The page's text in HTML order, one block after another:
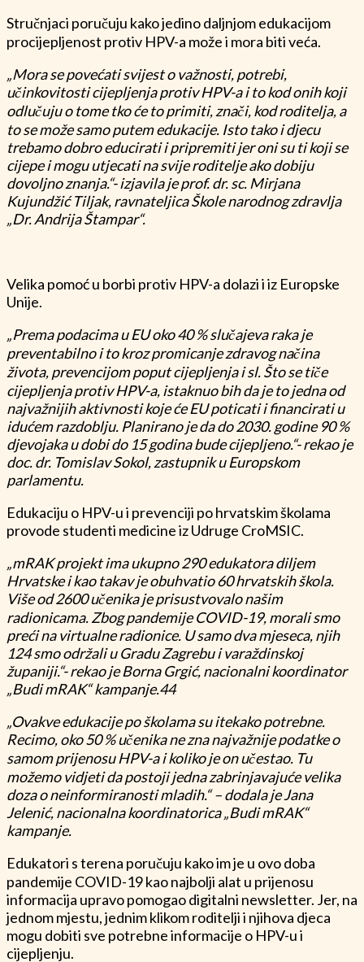
Stručnjaci poručuju kako jedino daljnjom edukacijom
procijepljenost protiv HPV-a može i mora biti veća.
„Mora se povećati svijest o važnosti, potrebi,
učinkovitosti cijepljenja protiv HPV-a i to kod onih koji
odlučuju o tome tko će to primiti, znači, kod roditelja, a
to se može samo putem edukacije. Isto tako i djecu
trebamo dobro educirati i pripremiti jer oni su ti koji se
cijepe i mogu utjecati na svije roditelje ako dobiju
dovoljno znanja.“- izjavila je prof. dr. sc. Mirjana
Kujundžić Tiljak, ravnateljica Škole narodnog zdravlja
„Dr. Andrija Štampar“.
Velika pomoć u borbi protiv HPV-a dolazi i iz Europske
Unije.
„Prema podacima u EU oko 40 % slučajeva raka je
preventabilno i to kroz promicanje zdravog načina
života, prevencijom poput cijepljenja i sl. Što se tiče
cijepljenja protiv HPV-a, istaknuo bih da je to jedna od
najvažnijih aktivnosti koje će EU poticati i financirati u
idućem razdoblju. Planirano je da do 2030. godine 90 %
djevojaka u dobi do 15 godina bude cijepljeno.“- rekao je
doc. dr. Tomislav Sokol, zastupnik u Europskom
parlamentu.
Edukaciju o HPV-u i prevenciji po hrvatskim školama
provode studenti medicine iz Udruge CroMSIC.
„mRAK projekt ima ukupno 290 edukatora diljem
Hrvatske i kao takav je obuhvatio 60 hrvatskih škola.
Više od 2600 učenika je prisustvovalo našim
radionicama. Zbog pandemije COVID-19, morali smo
preći na virtualne radionice. U samo dva mjeseca, njih
124 smo održali u Gradu Zagrebu i varaždinskoj
županiji.“- rekao je Borna Grgić, nacionalni koordinator
„Budi mRAK“ kampanje.44
„Ovakve edukacije po školama su itekako potrebne.
Recimo, oko 50 % učenika ne zna najvažnije podatke o
samom prijenosu HPV-a i koliko je on učestao. Tu
možemo vidjeti da postoji jedna zabrinjavajuće velika
doza o neinformiranosti mladih.“ – dodala je Jana
Jelenić, nacionalna koordinatorica „Budi mRAK“
kampanje.
Edukatori s terena poručuju kako im je u ovo doba
pandemije COVID-19 kao najbolji alat u prijenosu
informacija upravo pomogao digitalni newsletter. Jer, na
jednom mjestu, jednim klikom roditelji i njihova djeca
mogu dobiti sve potrebne informacije o HPV-u i
cijepljenju.